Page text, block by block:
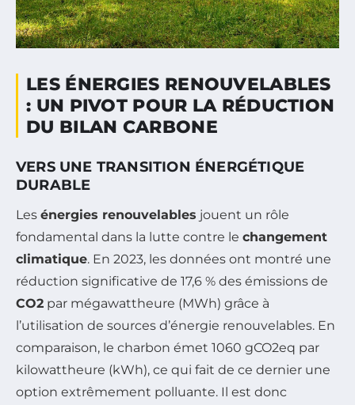
LES ÉNERGIES RENOUVELABLES
: UN PIVOT POUR LA RÉDUCTION
DU BILAN CARBONE
VERS UNE TRANSITION ÉNERGÉTIQUE
DURABLE
Les énergies renouvelables jouent un rôle
fondamental dans la lutte contre le changement
climatique. En 2023, les données ont montré une
réduction significative de 17,6 % des émissions de
CO2 par mégawattheure (MWh) grâce à
l’utilisation de sources d’énergie renouvelables. En
comparaison, le charbon émet 1060 gCO2eq par
kilowattheure (kWh), ce qui fait de ce dernier une
option extrêmement polluante. Il est donc